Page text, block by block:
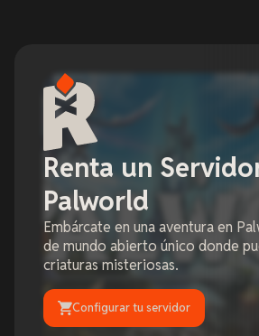
Renta un
Palworld
Embárcate en una aventura en
de mundo abierto único donde
criaturas misteriosas.
Configurar tu servidor